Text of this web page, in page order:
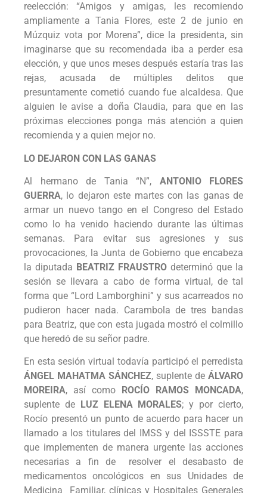
reelección: “Amigos y amigas, les recomiendo
ampliamente a Tania Flores, este 2 de junio en
Múzquiz vota por Morena”, dice la presidenta, sin
imaginarse que su recomendada iba a perder esa
elección, y que unos meses después estaría tras las
rejas, acusada de múltiples delitos que
presuntamente cometió cuando fue alcaldesa. Que
alguien le avise a doña Claudia, para que en las
próximas elecciones ponga más atención a quien
recomienda y a quien mejor no.
LO DEJARON CON LAS GANAS
Al hermano de Tania “N”, ANTONIO FLORES
GUERRA, lo dejaron este martes con las ganas de
armar un nuevo tango en el Congreso del Estado
como lo ha venido haciendo durante las últimas
semanas. Para evitar sus agresiones y sus
provocaciones, la Junta de Gobierno que encabeza
la diputada BEATRIZ FRAUSTRO determinó que la
sesión se llevara a cabo de forma virtual, de tal
forma que “Lord Lamborghini” y sus acarreados no
pudieron hacer nada. Carambola de tres bandas
para Beatriz, que con esta jugada mostró el colmillo
que heredó de su señor padre.
En esta sesión virtual todavía participó el perredista
ÁNGEL MAHATMA SÁNCHEZ, suplente de ÁLVARO
MOREIRA, así como ROCÍO RAMOS MONCADA,
suplente de
LUZ ELENA MORALES; y por cierto,
Rocío presentó un punto de acuerdo para hacer un
llamado a los titulares del IMSS y del ISSSTE para
que implementen de manera urgente las acciones
necesarias a fin de resolver el desabasto de
medicamentos oncológicos en sus Unidades de
Medicina Familiar, clínicas y Hospitales Generales